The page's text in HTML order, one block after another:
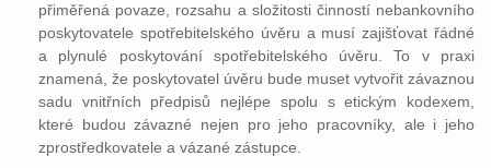
přiměřená povaze, rozsahu a složitosti činností nebankovního
poskytovatele spotřebitelského úvěru a musí zajišťovat řádné
a plynulé poskytování spotřebitelského úvěru. To v praxi
znamená, že poskytovatel úvěru bude muset vytvořit závaznou
sadu vnitřních předpisů nejlépe spolu s etickým kodexem,
které budou závazné nejen pro jeho pracovníky, ale i jeho
zprostředkovatele a vázané zástupce.